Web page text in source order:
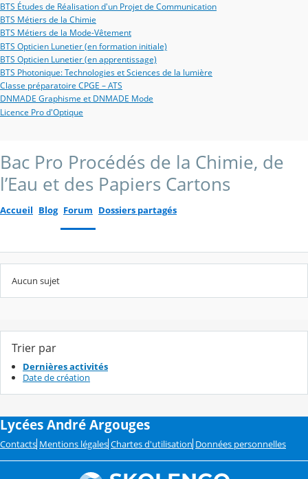
BTS Études de Réalisation d'un Projet de Communication
BTS Métiers de la Chimie
BTS Métiers de la Mode-Vêtement
BTS Opticien Lunetier (en formation initiale)
BTS Opticien Lunetier (en apprentissage)
BTS Photonique: Technologies et Sciences de la lumière
Classe préparatoire CPGE – ATS
DNMADE Graphisme et DNMADE Mode
Licence Pro d'Optique
Bac Pro Procédés de la Chimie, de
l’Eau et des Papiers Cartons
Accueil Blog Forum Dossiers partagés
Aucun sujet
Trier par
Dernières activités
Date de création
Lycées André Argouges
Contacts Mentions légales Chartes d'utilisation Données personnelles